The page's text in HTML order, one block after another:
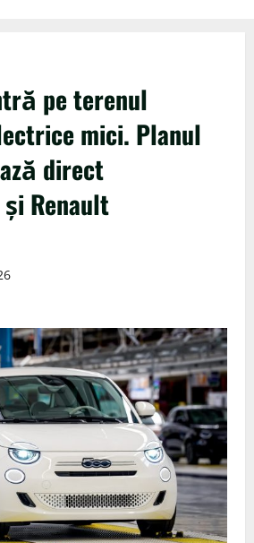
pe terenul
mici. Planul
direct
Renault